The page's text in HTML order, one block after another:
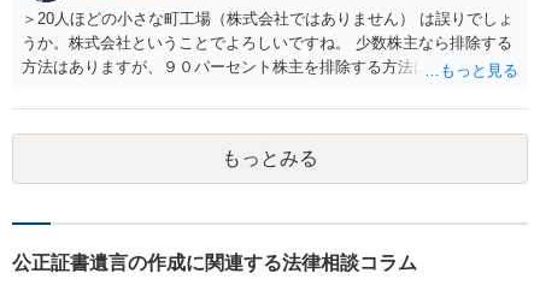
＞20人ほどの小さな町工場（株式会社ではありません） は誤りでしょ
うか。株式会社ということでよろしいですね。 少数株主なら排除する
方法はありますが、９０パーセント株主を排除する方法は現実的にあ
るか、家族を説得して承継させるかしかないでしょう。 また、出資者
がいれば、全員で会社を辞めて新たな会社を立ち上げることも考えら
れます。 それか、しばらく我慢して、社長が没した後に相続人から承
継させるしかないように思えます。 私見ながらご参考まで。
もっとみる
公正証書遺言の作成に関連する法律相談コラム